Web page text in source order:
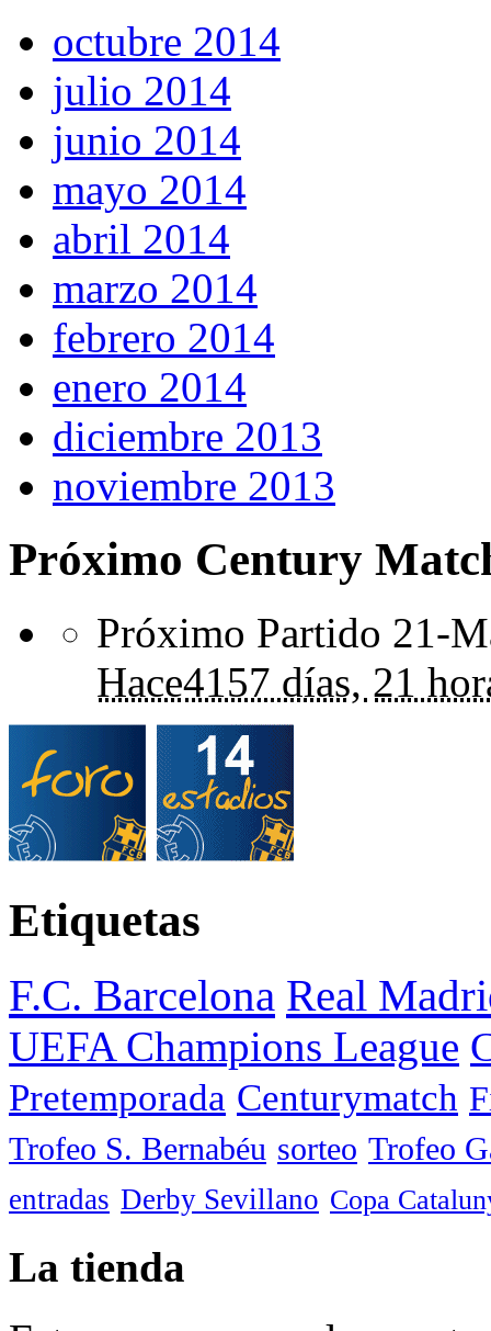
octubre 2014
julio 2014
junio 2014
mayo 2014
abril 2014
marzo 2014
febrero 2014
enero 2014
diciembre 2013
noviembre 2013
Próximo Century
Próximo Partido 21-
Hace4157 días, 21
Etiquetas
F.C. Barcelona Real
UEFA Champions League
Pretemporada Centurymatch
Trofeo S. Bernabéu sorteo Trofeo
entradas Derby Sevillano Copa
La tienda